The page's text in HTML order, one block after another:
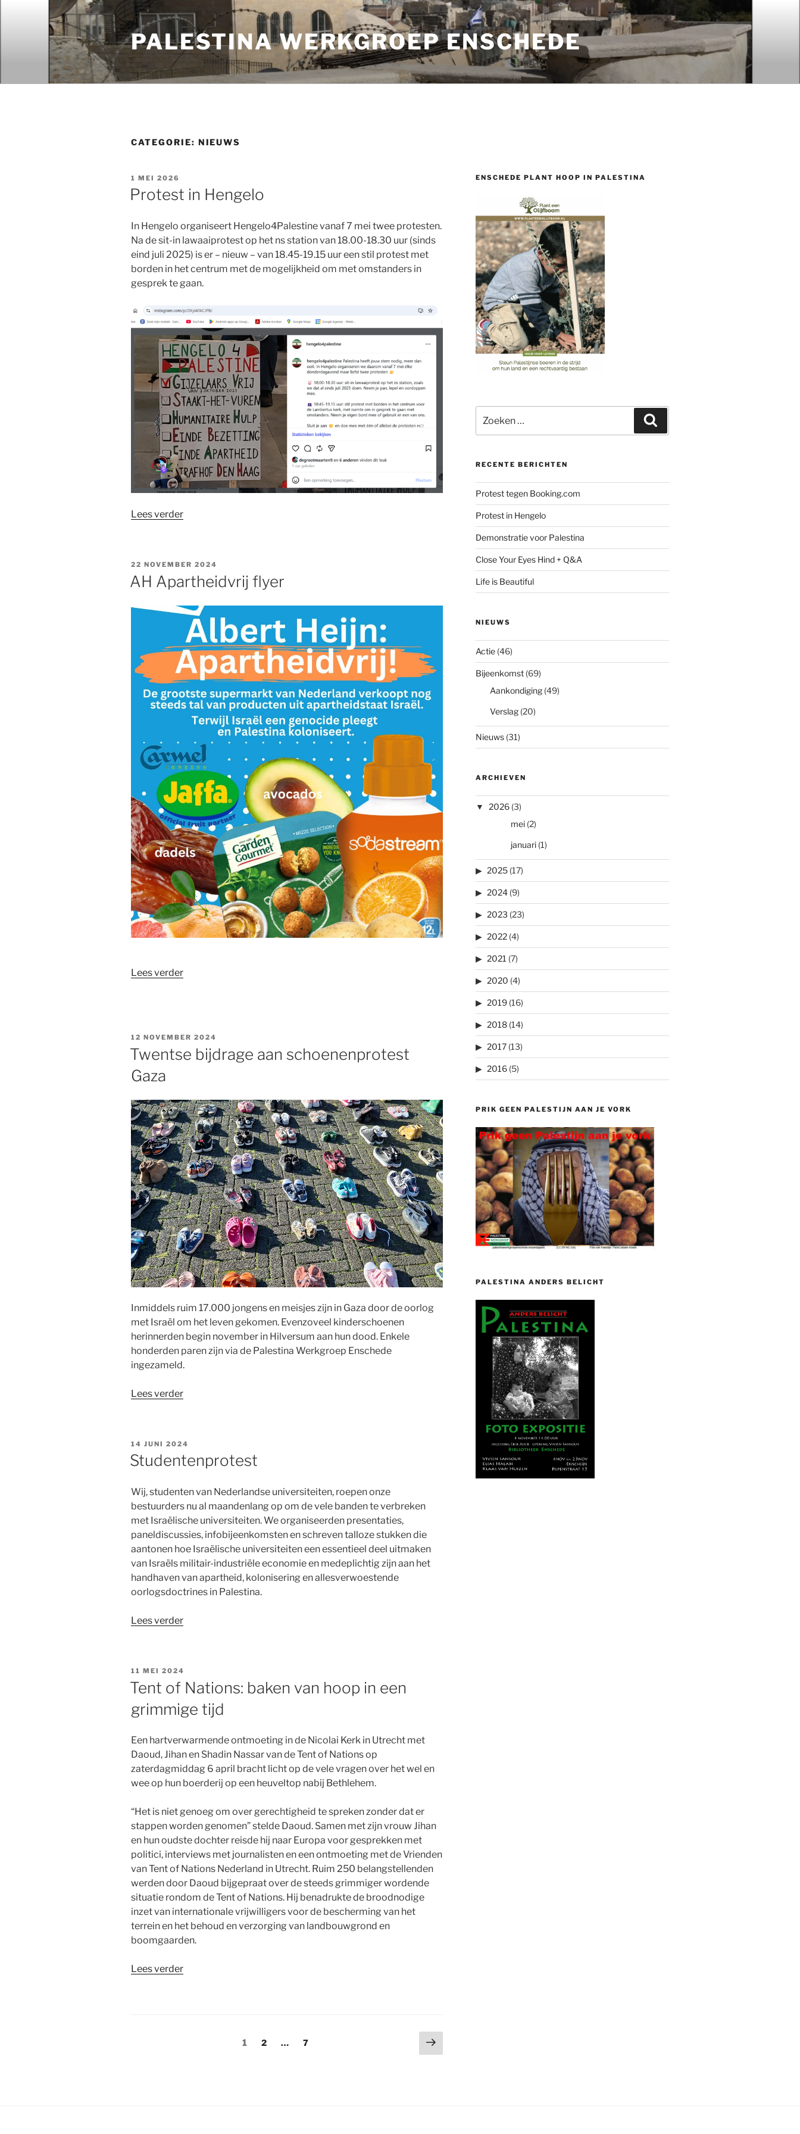
PALESTINA WERKGROEP ENSCHEDE
CATEGORIE: NIEUWS
GEPLAATST
OP
1 MEI 2026
Protest in Hengelo
In Hengelo organiseert Hengelo4Palestine vanaf 7 mei twee protesten.
Na de sit-in lawaaiprotest op het ns station van 18.00-18.30 uur (sinds
eind juli 2025) is er – nieuw – van 18.45-19.15 uur een stil protest met
borden in het centrum met de mogelijkheid om met omstanders in
gesprek te gaan.
Lees verder“Protest
GEPLAATST
OP
22 NOVEMBER 2024
AH Apartheidvrij flyer
Lees verder“AH
GEPLAATST
OP
12 NOVEMBER 2024
Twentse bijdrage aan schoenenprotest
Gaza
Inmiddels ruim 17.000 jongens en meisjes zijn in Gaza door de oorlog
met Israël om het leven gekomen. Evenzoveel kinderschoenen
herinnerden begin november in Hilversum aan hun dood. Enkele
honderden paren zijn via de Palestina Werkgroep Enschede
ingezameld.
Lees verder“Twentse
Gaza”
GEPLAATST
OP
14 JUNI 2024
Studentenprotest
Wij, studenten van Nederlandse universiteiten, roepen onze
bestuurders nu al maandenlang op om de vele banden te verbreken
met Israëlische universiteiten. We organiseerden presentaties,
paneldiscussies, infobijeenkomsten en schreven talloze stukken die
aantonen hoe Israëlische universiteiten een essentieel deel uitmaken
van Israëls militair-industriële economie en medeplichtig zijn aan het
handhaven van apartheid, kolonisering en allesverwoestende
oorlogsdoctrines in Palestina.
Lees verder“Studentenprotest”
GEPLAATST
OP
11 MEI 2024
Tent of Nations: baken van hoop in een
grimmige tijd
Een hartverwarmende ontmoeting in de Nicolai Kerk in Utrecht met
Daoud, Jihan en Shadin Nassar van de Tent of Nations op
zaterdagmiddag 6 april bracht licht op de vele vragen over het wel en
wee op hun boerderij op een heuveltop nabij Bethlehem.
“Het is niet genoeg om over gerechtigheid te spreken zonder dat er
stappen worden genomen” stelde Daoud. Samen met zijn vrouw Jihan
en hun oudste dochter reisde hij naar Europa voor gesprekken met
politici, interviews met journalisten en een ontmoeting met de Vrienden
van Tent of Nations Nederland in Utrecht. Ruim 250 belangstellenden
werden door Daoud bijgepraat over de steeds grimmiger wordende
situatie rondom de Tent of Nations. Hij benadrukte de broodnodige
inzet van internationale vrijwilligers voor de bescherming van het
terrein en het behoud en verzorging van landbouwgrond en
boomgaarden.
Lees verder“Tent
Pagina
1 Pagina
2 … Pagina
7
Volgende
pagina
ENSCHEDE PLANT HOOP IN PALESTINA
naar:
RECENTE BERICHTEN
Protest tegen Booking.com
Protest in Hengelo
Demonstratie voor Palestina
Close Your Eyes Hind + Q&A
Life is Beautiful
NIEUWS
Actie(46)
Bijeenkomst(69)
Aankondiging(49)
Verslag(20)
Nieuws(31)
ARCHIEVEN
2026(3)
mei(2)
januari(1)
2025(17)
2024(9)
2023 (23)
2022(4)
2021 (7)
2020 (4)
2019(16)
2018(14)
2017(13)
2016(5)
PRIK GEEN PALESTIJN AAN JE VORK
PALESTINA ANDERS BELICHT